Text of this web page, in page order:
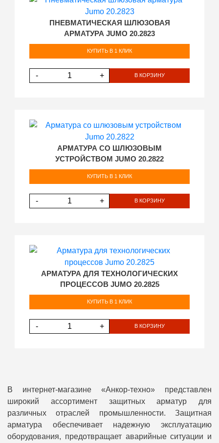
ПНЕВМАТИЧЕСКАЯ ШЛЮЗОВАЯ
АРМАТУРА JUMO 20.2823
КУПИТЬ В 1 КЛИК
- + В КОРЗИНУ
АРМАТУРА СО ШЛЮЗОВЫМ
УСТРОЙСТВОМ JUMO 20.2822
КУПИТЬ В 1 КЛИК
- + В КОРЗИНУ
АРМАТУРА ДЛЯ ТЕХНОЛОГИЧЕСКИХ
ПРОЦЕССОВ JUMO 20.2825
КУПИТЬ В 1 КЛИК
- + В КОРЗИНУ
В интернет-магазине «Анкор-техно» представлен
широкий ассортимент защитных арматур для
различных отраслей промышленности. Защитная
арматура обеспечивает надежную эксплуатацию
оборудования, предотвращает аварийные ситуации и